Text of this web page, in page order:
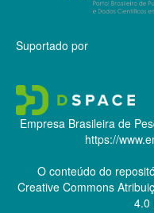
Suportado por
Empresa Brasileira de
https://
O conteúdo do
Creative Commons
4.0